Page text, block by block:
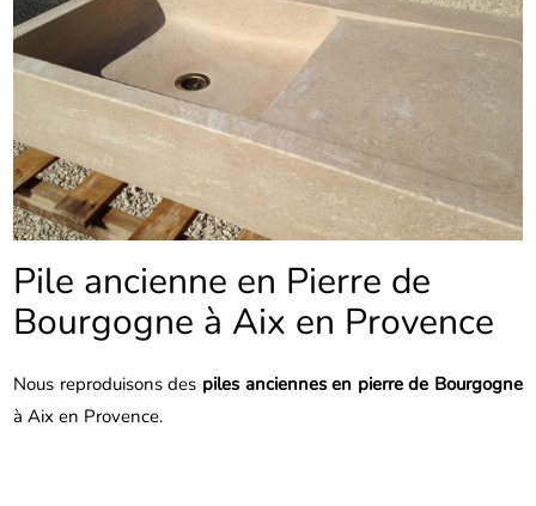
Pile ancienne en Pierre de
Bourgogne à Aix en Provence
Nous reproduisons des piles anciennes en pierre de Bourgogne
à Aix en Provence.